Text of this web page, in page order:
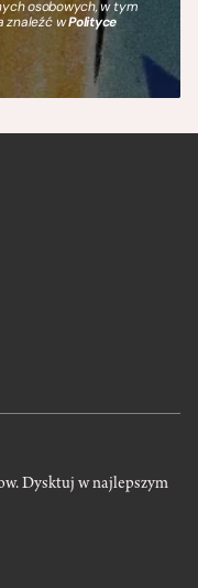
osobowych, w tym
znaleźć wPolityce
Dysktuj w najlepszym